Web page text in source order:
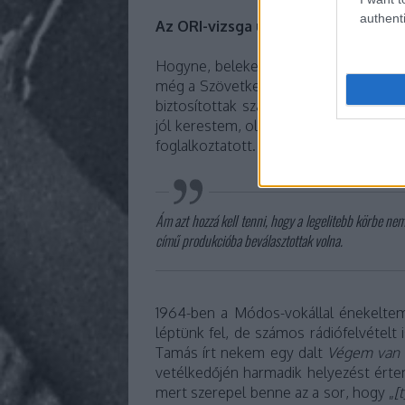
Az ORI-vizsga után egyből
Hogyne, belekerültem a könnyűzenei
még a Szövetkezetek Kereskedelmi,
biztosítottak számomra elég sok
jól kerestem, olyan hétvége nem
foglalkoztatott.
Ám azt hozzá kell tenni, hogy a legelitebb körbe
című produkcióba beválasztottak volna.
1964-ben a Módos-vokállal
léptünk fel, de számos rádiófelvételt
Tamás írt nekem egy dalt Végem van
vetélkedőjén harmadik helyezést
mert szerepel benne az a sor, hogy „